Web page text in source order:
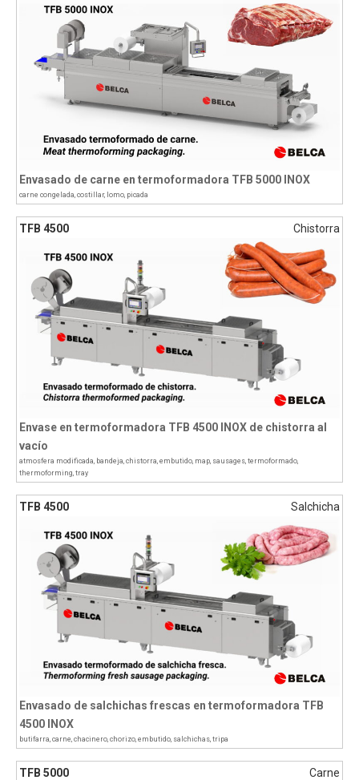
Envasado de carne en termoformadora TFB 5000 INOX
carne congelada costillar, lomo picada
TFB 4500 Chistorra
Envase en termoformadora TFB 4500 INOX de chistorra al
vacío
atmosfera modificada bandeja chistorra embutido map sausages termoformado
thermoforming tray
TFB 4500 Salchicha
Envasado de salchichas frescas en termoformadora TFB
4500 INOX
butifarra carne chacinero chorizo embutido salchichas tripa
TFB 5000 Carne